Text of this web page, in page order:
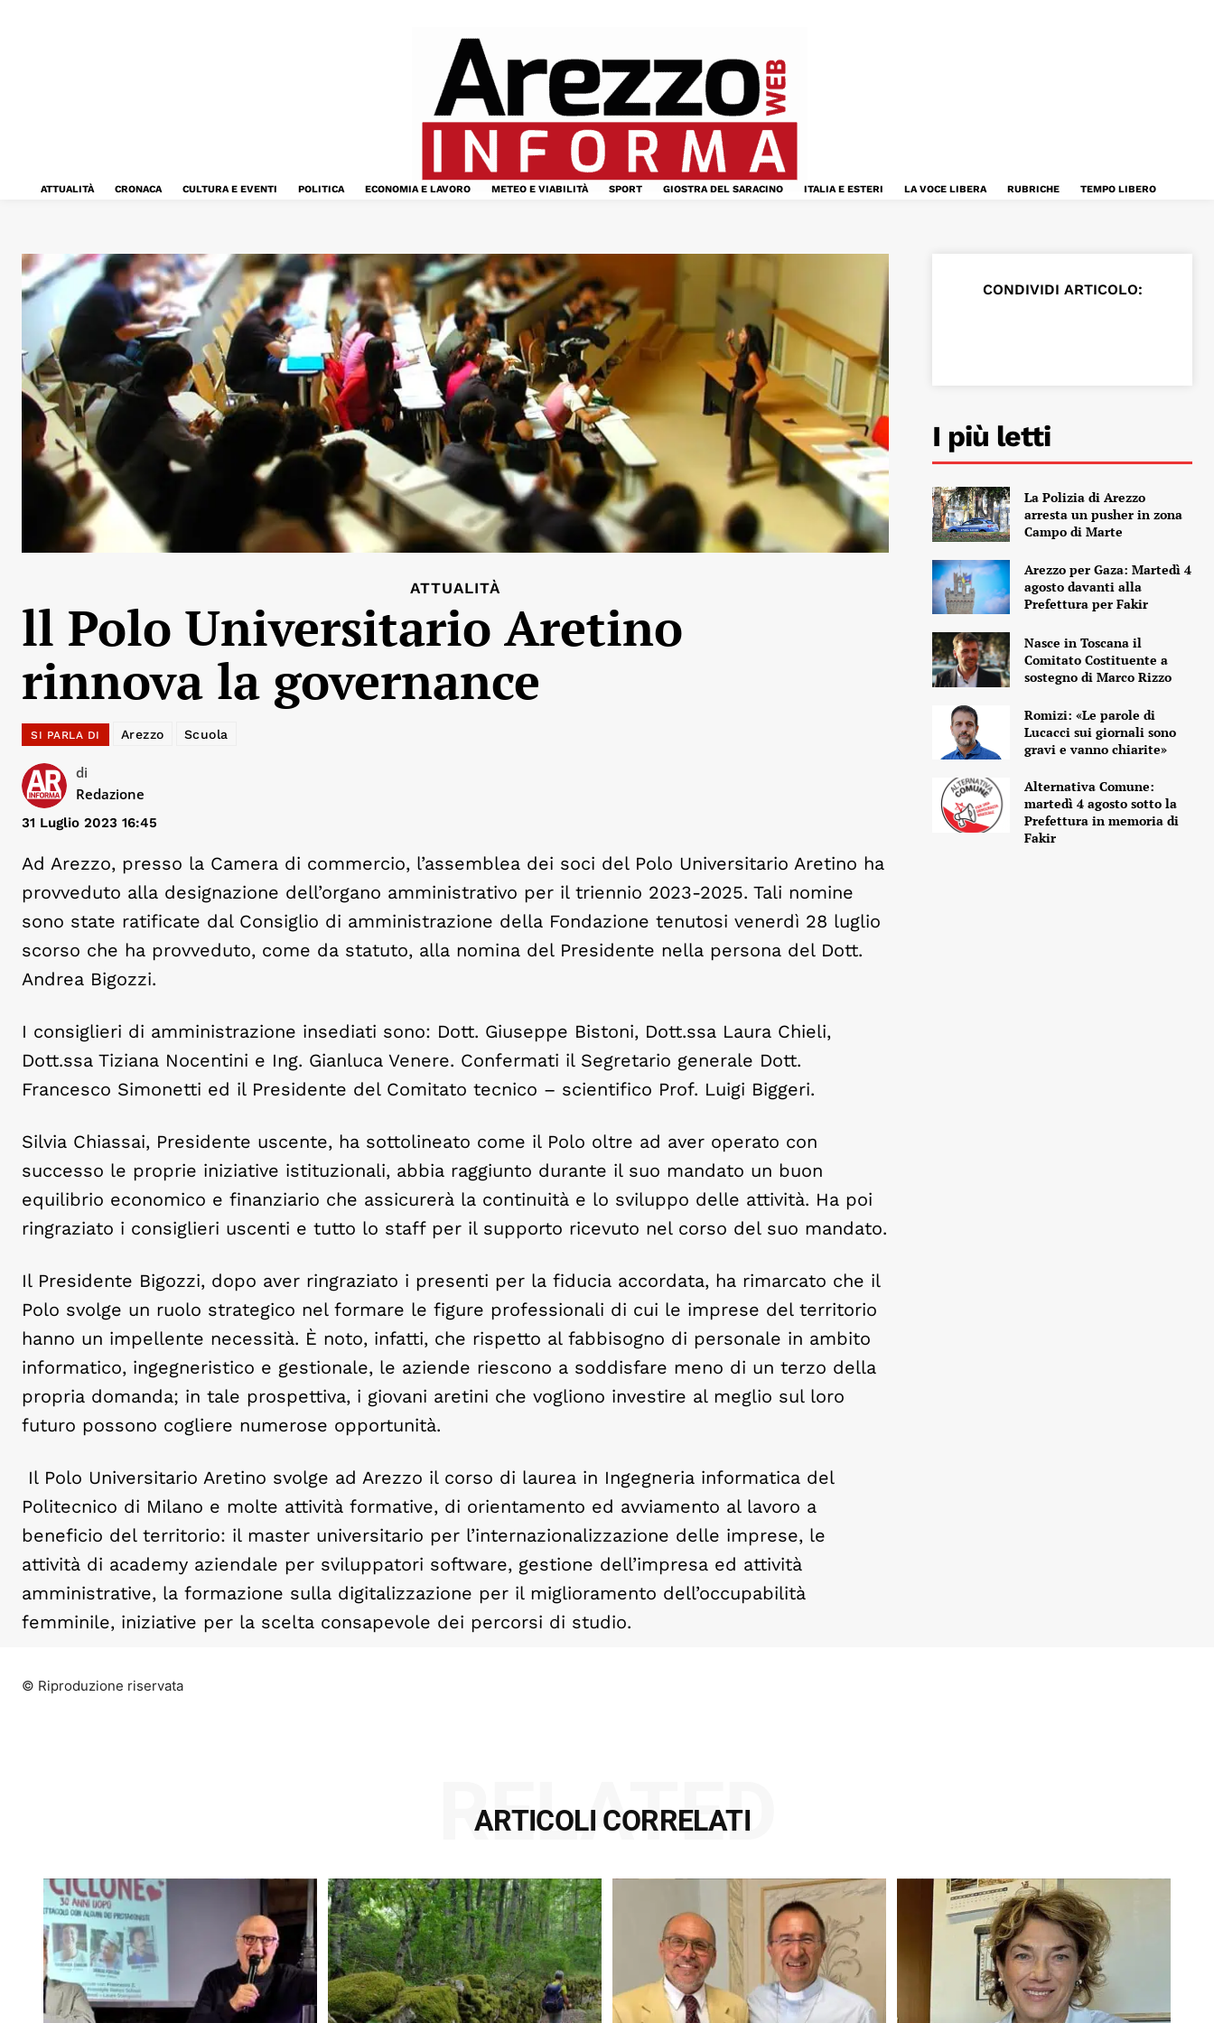
ATTUALITÀ CRONACA CULTURA E EVENTI POLITICA ECONOMIA E LAVORO METEO E VIABILITÀ SPORT GIOSTRA DEL SARACINO ITALIA E ESTERI LA VOCE LIBERA RUBRICHE TEMPO LIBERO
ATTUALITÀ
ll Polo Universitario Aretino
rinnova la governance
SI PARLA DI Arezzo Scuola
di
Redazione
31 Luglio 2023 16:45
Ad Arezzo, presso la Camera di commercio, l’assemblea dei soci del Polo Universitario Aretino ha
provveduto alla designazione dell’organo amministrativo per il triennio 2023-2025. Tali nomine
sono state ratificate dal Consiglio di amministrazione della Fondazione tenutosi venerdì 28 luglio
scorso che ha provveduto, come da statuto, alla nomina del Presidente nella persona del Dott.
Andrea Bigozzi.
I consiglieri di amministrazione insediati sono: Dott. Giuseppe Bistoni, Dott.ssa Laura Chieli,
Dott.ssa Tiziana Nocentini e Ing. Gianluca Venere. Confermati il Segretario generale Dott.
Francesco Simonetti ed il Presidente del Comitato tecnico – scientifico Prof. Luigi Biggeri.
Silvia Chiassai, Presidente uscente, ha sottolineato come il Polo oltre ad aver operato con
successo le proprie iniziative istituzionali, abbia raggiunto durante il suo mandato un buon
equilibrio economico e finanziario che assicurerà la continuità e lo sviluppo delle attività. Ha poi
ringraziato i consiglieri uscenti e tutto lo staff per il supporto ricevuto nel corso del suo mandato.
Il Presidente Bigozzi, dopo aver ringraziato i presenti per la fiducia accordata, ha rimarcato che il
Polo svolge un ruolo strategico nel formare le figure professionali di cui le imprese del territorio
hanno un impellente necessità. È noto, infatti, che rispetto al fabbisogno di personale in ambito
informatico, ingegneristico e gestionale, le aziende riescono a soddisfare meno di un terzo della
propria domanda; in tale prospettiva, i giovani aretini che vogliono investire al meglio sul loro
futuro possono cogliere numerose opportunità.
Il Polo Universitario Aretino svolge ad Arezzo il corso di laurea in Ingegneria informatica del
Politecnico di Milano e molte attività formative, di orientamento ed avviamento al lavoro a
beneficio del territorio: il master universitario per l’internazionalizzazione delle imprese, le
attività di academy aziendale per sviluppatori software, gestione dell’impresa ed attività
amministrative, la formazione sulla digitalizzazione per il miglioramento dell’occupabilità
femminile, iniziative per la scelta consapevole dei percorsi di studio.
© Riproduzione riservata
CONDIVIDI ARTICOLO:
I più letti
La Polizia di Arezzo
arresta un pusher in zona
Campo di Marte
Arezzo per Gaza: Martedì 4
agosto davanti alla
Prefettura per Fakir
Nasce in Toscana il
Comitato Costituente a
sostegno di Marco Rizzo
Romizi: «Le parole di
Lucacci sui giornali sono
gravi e vanno chiarite»
Alternativa Comune:
martedì 4 agosto sotto la
Prefettura in memoria di
Fakir
ARTICOLI CORRELATI
RELATED